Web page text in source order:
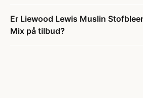
Er Liewood Lewis Muslin
Mix på tilbud?